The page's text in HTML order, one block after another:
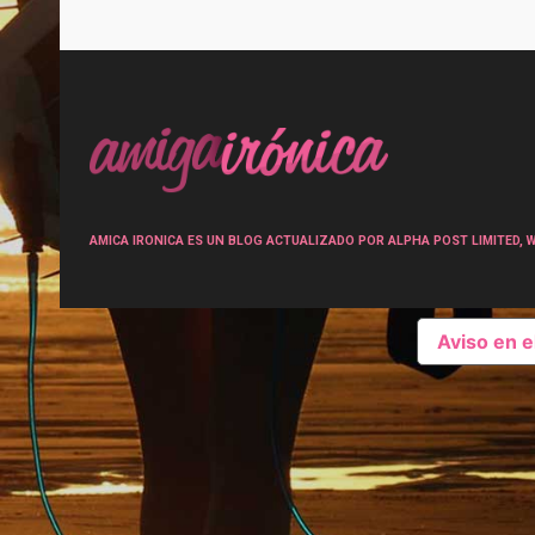
AMICA IRONICA ES UN BLOG ACTUALIZADO POR ALPHA POST
Aviso en